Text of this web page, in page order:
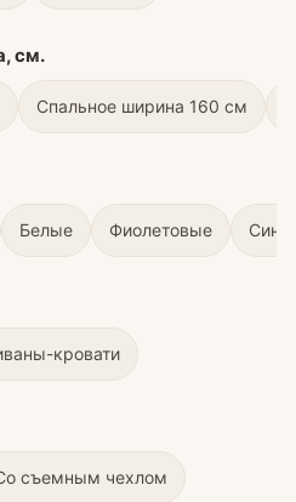
см.
Спальное ширина 160 см
Белые Фиолетовые
кровати
съемным чехлом